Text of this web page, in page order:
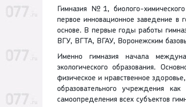
Гимназия №1, биолого-
первое инновационное заведение в
основе. В первые годы работы
ВГУ, ВГТА, ВГАУ, Воронежским
Именно гимназия начала
экологического образования.
физическое и нравственное
образовательного учреждения
самоопределения всех субъектов